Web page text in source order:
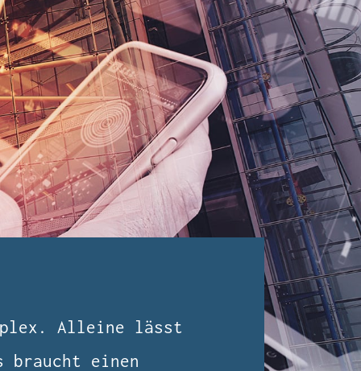
Alleine lässt
braucht einen